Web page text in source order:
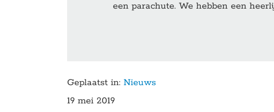
een parachute. We hebben een
Geplaatst in: Nieuws
19 mei 2019